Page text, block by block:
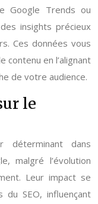
Google Trends ou
insights précieux
Ces données vous
en l’alignant
de votre audience.
le
dans
malgré l’évolution
Leur impact se
SEO, influençant